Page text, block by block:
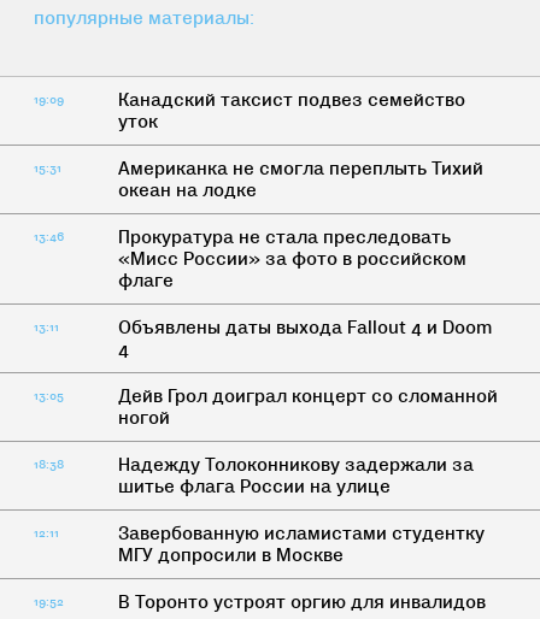
популярные материалы:
19:09
Канадский таксист подвез семейство
уток
15:31
Американка не смогла переплыть Тихий
океан на лодке
13:46
Прокуратура не стала преследовать
«Мисс России» за фото в российском
флаге
13:11
Объявлены даты выхода Fallout 4 и Doom
4
13:05
Дейв Грол доиграл концерт со сломанной
ногой
18:38
Надежду Толоконникову задержали за
шитье флага России на улице
12:11
Завербованную исламистами студентку
МГУ допросили в Москве
19:52 В Торонто устроят оргию для инвалидов